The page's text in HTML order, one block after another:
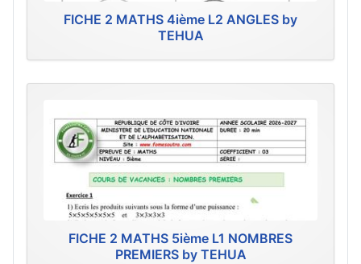
FICHE 2 MATHS 4ième L2 ANGLES by
TEHUA
FICHE 2 MATHS 5ième L1 NOMBRES
PREMIERS by TEHUA